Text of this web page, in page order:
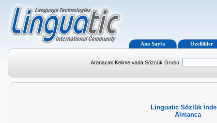
Ana Sayfa Özellikler
Aranacak Kelime yada Sözcük Grubu
Linguatic Sözlük
Almanca